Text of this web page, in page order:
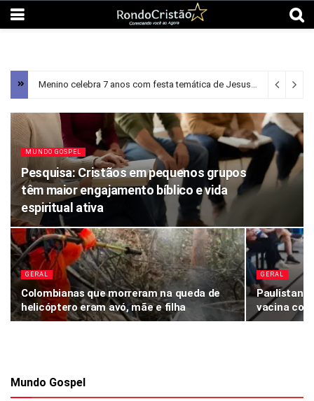
Menino celebra 7 anos com festa temática de Jesus em Minas Gerais
MUNDO GOSPEL
Pesquisa: Cristãos em pequenos grupos
têm maior engajamento bíblico e vida
espiritual ativa
GERAL
Colombianas que morreram na queda de
helicóptero eram avó, mãe e filha
GERAL
vacina
Mundo Gospel